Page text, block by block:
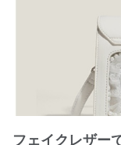
フェイクレザー